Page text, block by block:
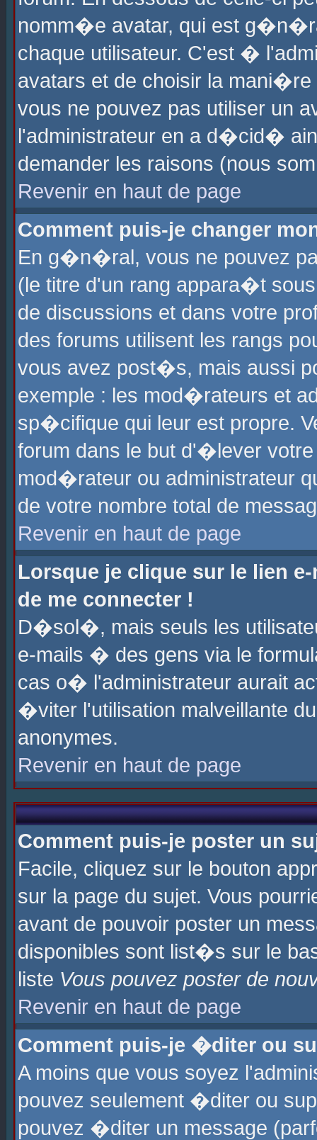
nomm�e avatar, qui est
chaque utilisateur. C'est �
avatars et de choisir la
vous ne pouvez pas utiliser un
l'administrateur en a d�cid�
demander les raisons (nous
Revenir en haut de page
Comment puis-je changer
En g�n�ral, vous ne pouvez
(le titre d'un rang appara�t
de discussions et dans votre
des forums utilisent les rangs
vous avez post�s, mais aussi
exemple : les mod�rateurs et
sp�cifique qui leur est propre.
forum dans le but d'�lever
mod�rateur ou administrateur
de votre nombre total de
Revenir en haut de page
Lorsque je clique sur le lien
de me connecter !
D�sol�, mais seuls les
e-mails � des gens via le
cas o� l'administrateur aurait
�viter l'utilisation malveillante
anonymes.
Revenir en haut de page
Comment puis-je poster un
Facile, cliquez sur le bouton
sur la page du sujet. Vous
avant de pouvoir poster un
disponibles sont list�s sur le
liste Vous pouvez poster de
Revenir en haut de page
Comment puis-je �diter ou
A moins que vous soyez
pouvez seulement �diter ou
pouvez �diter un message